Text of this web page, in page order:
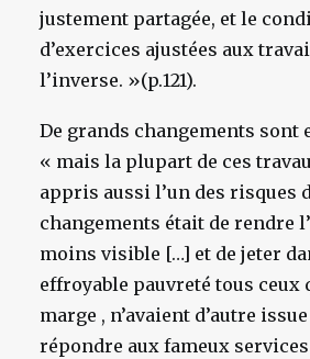
justement partagée, et le
d’exercices ajustées aux
l’inverse. »(p.121).
De grands changements sont
« mais la plupart de ces
appris aussi l’un des risques
changements était de rendre
moins visible […] et de jeter
effroyable pauvreté tous ceux
marge , n’avaient d’autre
répondre aux fameux